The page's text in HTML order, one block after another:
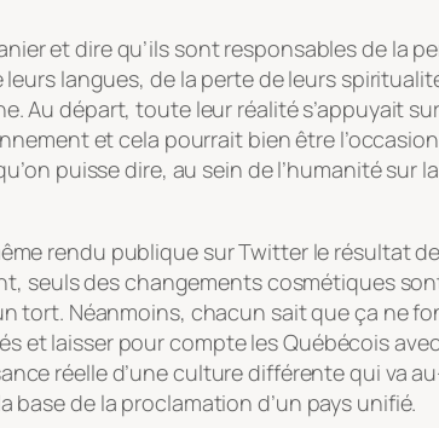
et dire qu’ils sont responsables de la
langues, de la perte de leurs
départ, toute leur réalité s’appuyait
et cela pourrait bien être
puisse dire, au sein de l’humanité sur
rendu publique sur Twitter le résultat
seuls des changements cosmétiques
Néanmoins, chacun sait que ça ne
et laisser pour compte les Québécois
réelle d’une culture différente qui va
de la proclamation d’un pays unifié.